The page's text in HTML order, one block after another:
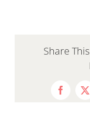
Share
Facebook
X